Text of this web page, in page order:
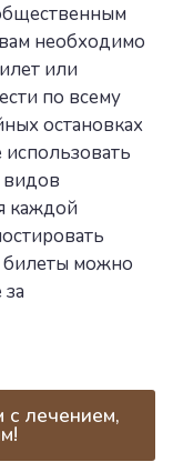
необходимо
или
по всему
остановках
видов
каждой
билеты можно
с лечением,